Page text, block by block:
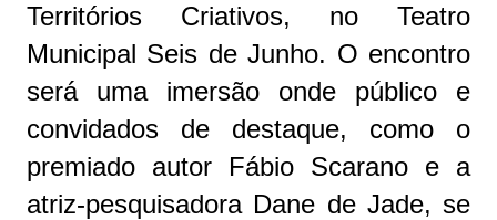
Territórios Criativos, no Teatro
Municipal Seis de Junho. O encontro
será uma imersão onde público e
convidados de destaque, como o
premiado autor Fábio Scarano e a
atriz-pesquisadora Dane de Jade, se